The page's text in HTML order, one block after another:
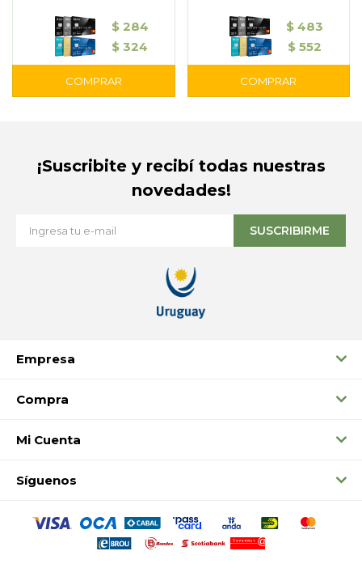
$ 284
$ 324
$ 483
$ 552
Empresa
Compra
Mi Cuenta
Síguenos
¡Suscribite y recibí todas nuestras
novedades!
SUSCRIBIRME